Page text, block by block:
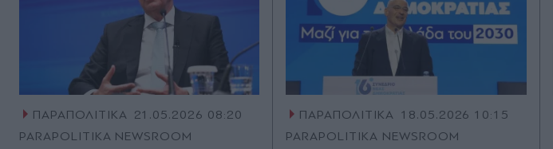
ΠΑΡΑΠΟΛΙΤΙΚΑ 21.05.2026 08:20
PARAPOLITIKA NEWSROOM
ΠΑΡΑΠΟΛΙΤΙΚΑ 18.05.2026 10:15
PARAPOLITIKA NEWSROOM